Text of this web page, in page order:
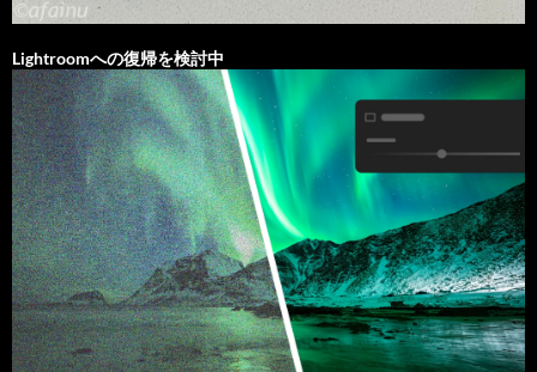
Lightroomへの復帰を検討中